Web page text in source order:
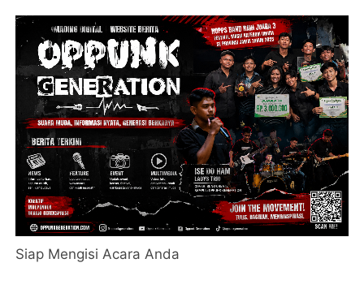
Siap Mengisi Acara Anda